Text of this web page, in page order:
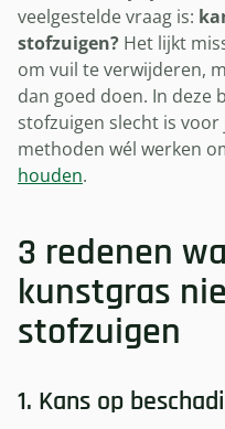
veelgestelde vraag is:
stofzuigen? Het lijkt
om vuil te verwijderen,
dan goed doen. In deze
stofzuigen slecht is
methoden wél werken
houden.
3 redenen
kunstgras
stofzuigen
1. Kans op